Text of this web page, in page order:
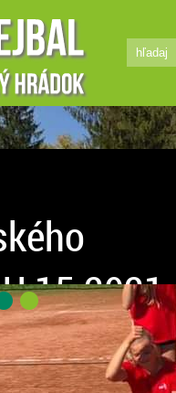
talenty
by si sa ho naučiť? Máš 8
zdá, že si príliš vysoká? Tak
to aj svojim kamarátkam!